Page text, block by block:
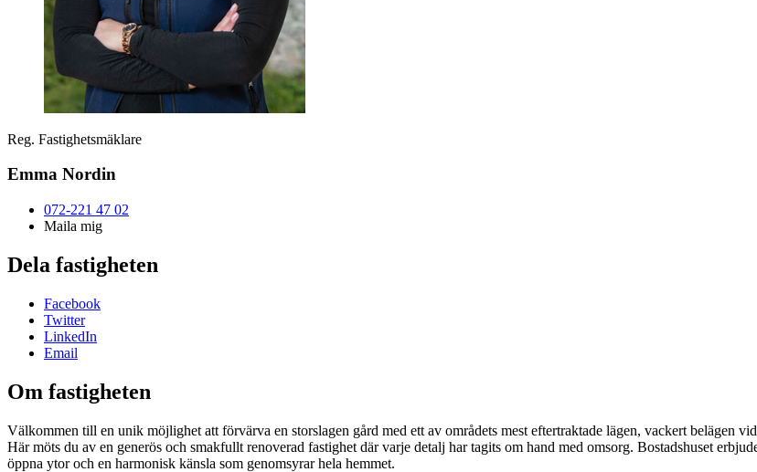
Reg. Fastighetsmäklare
Emma Nordin
072-221 47 02
Maila mig
Dela fastigheten
Facebook
Twitter
LinkedIn
Email
Om fastigheten
Välkommen till en unik möjlighet att förvärva en storslagen gård med ett av områdets mest eftertraktade lägen, vackert belägen
Här möts du av en generös och smakfullt renoverad fastighet där varje detalj har tagits om hand med omsorg. Bostadshuset
öppna ytor och en harmonisk känsla som genomsyrar hela hemmet.